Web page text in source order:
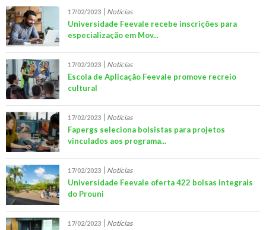
17/02/2023 Notícias
Universidade Feevale recebe inscrições para
especialização em Mov...
17/02/2023 Notícias
Escola de Aplicação Feevale promove recreio
cultural
17/02/2023 Notícias
Fapergs seleciona bolsistas para projetos
vinculados aos programa...
17/02/2023 Notícias
Universidade Feevale oferta 422 bolsas integrais
do Prouni
17/02/2023 Notícias